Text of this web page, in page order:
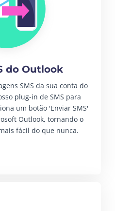
do Outlook
SMS da sua conta do
plug-in de SMS para
um botão 'Enviar SMS'
Outlook, tornando o
fácil do que nunca.